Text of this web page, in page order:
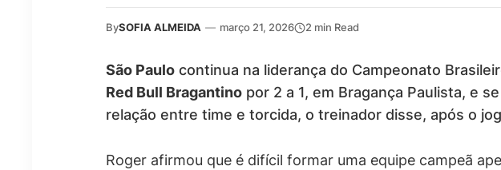
BySOFIA ALMEIDA — março 21, 2026 2 min Read
São Paulo continua na liderança do Campeonato
Red Bull Bragantino por 2 a 1, em Bragança Paulista, e
relação entre time e torcida, o treinador disse, após o
Roger afirmou que é difícil formar uma equipe campeã